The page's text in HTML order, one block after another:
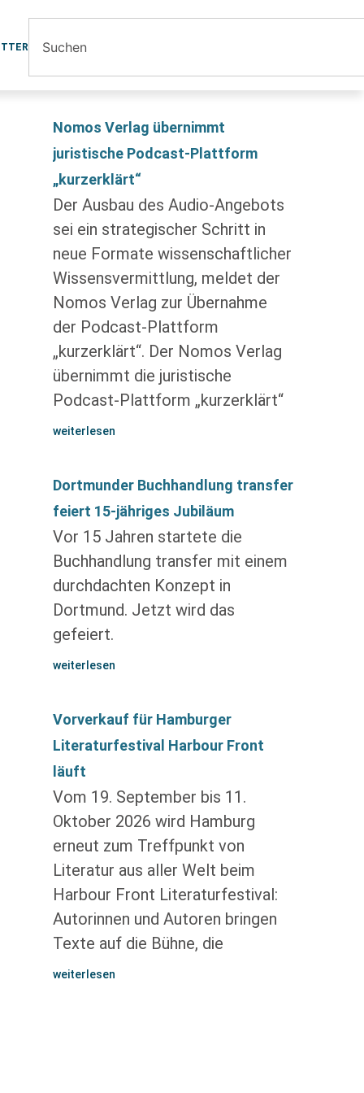
Nomos Verlag übernimmt
juristische Podcast-Plattform
„kurzerklärt“
Der Ausbau des Audio-Angebots
sei ein strategischer Schritt in
neue Formate wissenschaftlicher
Wissensvermittlung, meldet der
Nomos Verlag zur Übernahme
der Podcast-Plattform
„kurzerklärt“. Der Nomos Verlag
übernimmt die juristische
Podcast-Plattform „kurzerklärt“
weiterlesen
Dortmunder Buchhandlung transfer
feiert 15-jähriges Jubiläum
Vor 15 Jahren startete die
Buchhandlung transfer mit einem
durchdachten Konzept in
Dortmund. Jetzt wird das
gefeiert.
weiterlesen
Vorverkauf für Hamburger
Literaturfestival Harbour Front
läuft
Vom 19. September bis 11.
Oktober 2026 wird Hamburg
erneut zum Treffpunkt von
Literatur aus aller Welt beim
Harbour Front Literaturfestival:
Autorinnen und Autoren bringen
Texte auf die Bühne, die
weiterlesen